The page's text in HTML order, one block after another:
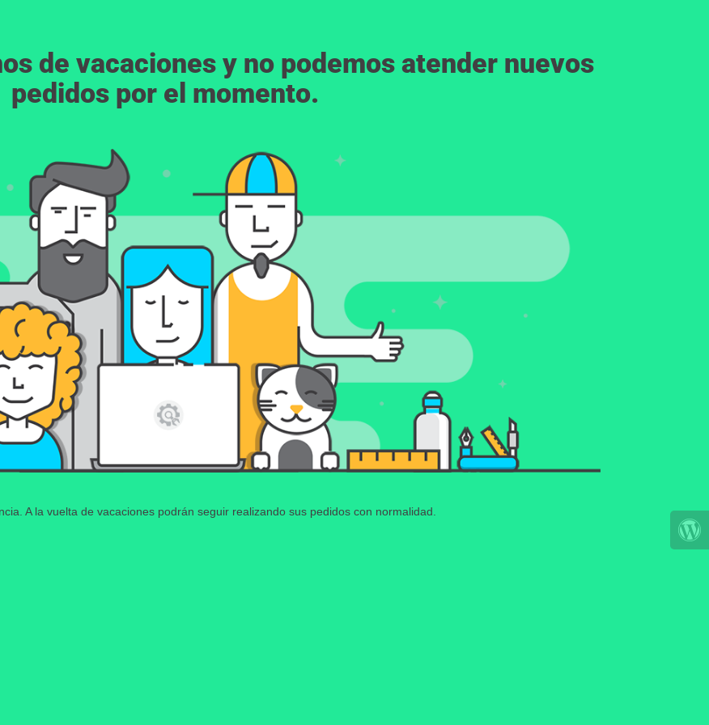
de vacaciones y no podemos atender nuevos
pedidos por el momento.
A la vuelta de vacaciones podrán seguir realizando sus pedidos con normalidad.